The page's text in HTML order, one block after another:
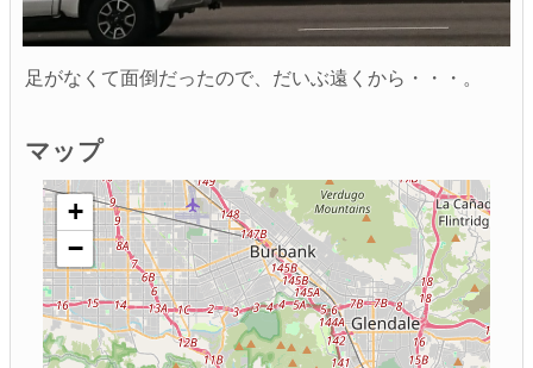
足がなくて面倒だったので、だいぶ遠くから・・・。
マップ
+
−